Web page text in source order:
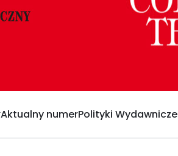
Aktualny numerPolityki Wydawnicze